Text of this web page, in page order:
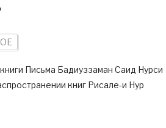
Письма Бадиуззаман Саид Нурси
книг Рисале-и Нур